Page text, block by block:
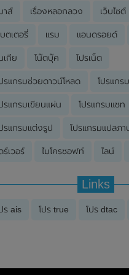
าส์ เรื่องหลอกลวง เว็บไซต์
ตเตอรี่ แรม แอนดรอยด์
เกีย โน๊ตบุ๊ค โปรเน็ต
รแกรมช่วยดาวน์โหลด โปรแกร
รแกรมเขียนแผ่น โปรแกรมแชท
รแกรมแต่งรูป โปรแกรมแปลภา
ร์เวอร์ ไมโครซอฟท์ ไลน์
Links
ร ais โปร true โปร dtac